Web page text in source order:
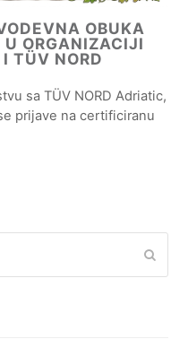
OBUKA
ORGANIZACIJI
TÜV NORD
sa TÜV NORD Adriatic,
prijave na certificiranu